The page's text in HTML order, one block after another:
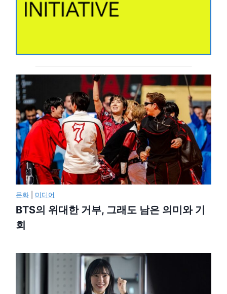
문화 미디어
BTS의 위대한 거부, 그래도 남은 의미와 기
회